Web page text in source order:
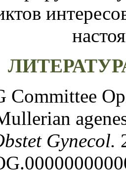
Gynecol.